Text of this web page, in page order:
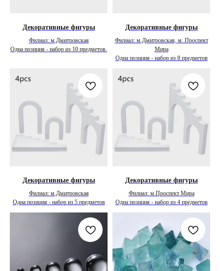
Декоративные фигуры
Филиал: м.Дмитровская
Одна позиция - набор из 10 предметов.
Декоративные фигуры
Филиал: м.Дмитровская, м. Проспект
Мира
Одна позиция - набор из 8 предметов
Декоративные фигуры
Филиал: м.Дмитровская
Одна позиция - набор из 5 предметов
Декоративные фигуры
Филиал: м.Проспект Мира
Одна позиция - набор из 4 предметов